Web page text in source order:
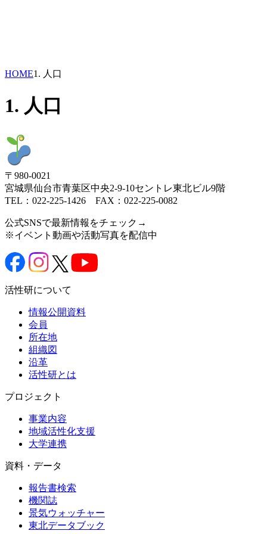
HOME1. 人口
1. 人口
〒980-0021
宮城県仙台市青葉区中央2-9-10セントレ東北ビル9階
TEL：022-225-1426 FAX：022-225-0082
公式SNSで最新情報をチェック→
※イベント動画や活動写真を配信中
活性研について
情報公開資料
会員
所在地
組織図
沿革
活性研とは
プロジェクト
事業内容
地域活性化支援
大学連携
資料・データ
報告書検索
機関誌
景気ウォッチャー
東北データブック